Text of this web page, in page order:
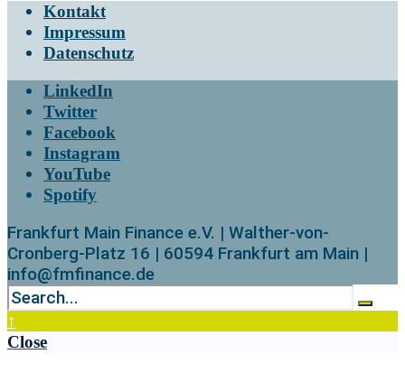
Kontakt
Impressum
Datenschutz
LinkedIn
Twitter
Facebook
Instagram
YouTube
Spotify
Frankfurt Main Finance e.V. | Walther-von-
Cronberg-Platz 16 | 60594 Frankfurt am Main |
info@fmfinance.de
↑
Close